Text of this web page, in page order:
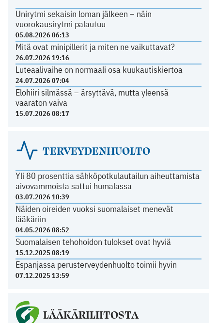
Unirytmi sekaisin loman jälkeen – näin
vuorokausirytmi palautuu
05.08.2026 06:13
Mitä ovat minipillerit ja miten ne vaikuttavat?
26.07.2026 19:16
Luteaalivaihe on normaali osa kuukautiskiertoa
24.07.2026 07:04
Elohiiri silmässä – ärsyttävä, mutta yleensä
vaaraton vaiva
15.07.2026 08:17
TERVEYDENHUOLTO
Yli 80 prosenttia sähköpotkulautailun aiheuttamista
aivovammoista sattui humalassa
03.07.2026 10:39
Näiden oireiden vuoksi suomalaiset menevät
lääkäriin
04.05.2026 08:52
Suomalaisen tehohoidon tulokset ovat hyviä
15.12.2025 08:19
Espanjassa perusterveydenhuolto toimii hyvin
07.12.2025 13:59
LÄÄKÄRILIITOSTA